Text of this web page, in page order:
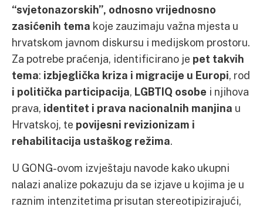
“svjetonazorskih”, odnosno vrijednosno
zasićenih tema koje zauzimaju važna mjesta u
hrvatskom javnom diskursu i medijskom prostoru.
Za potrebe praćenja, identificirano je pet takvih
tema: izbjeglička kriza i migracije u Europi, rod
i politička participacija, LGBTIQ osobe i njihova
prava, identitet i prava nacionalnih manjina u
Hrvatskoj, te povijesni revizionizam i
rehabilitacija ustaškog režima.
U GONG-ovom izvještaju navode kako ukupni
nalazi analize pokazuju da se izjave u kojima je u
raznim intenzitetima prisutan stereotipizirajući,